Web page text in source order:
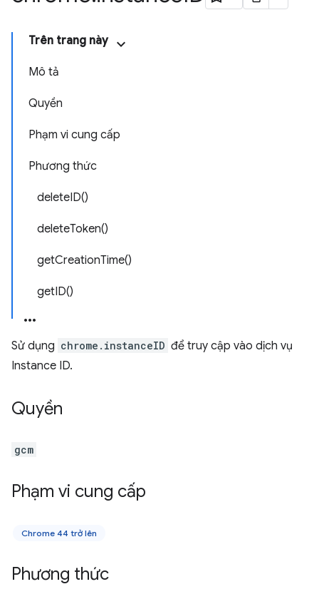
Trên trang này
Mô tả
Quyền
Phạm vi cung cấp
Phương thức
deleteID()
deleteToken()
getCreationTime()
getID()
Sử dụng chrome.instanceID để truy cập vào dịch vụ
Instance ID.
Quyền
gcm
Phạm vi cung cấp
Chrome 44 trở lên
Phương thức